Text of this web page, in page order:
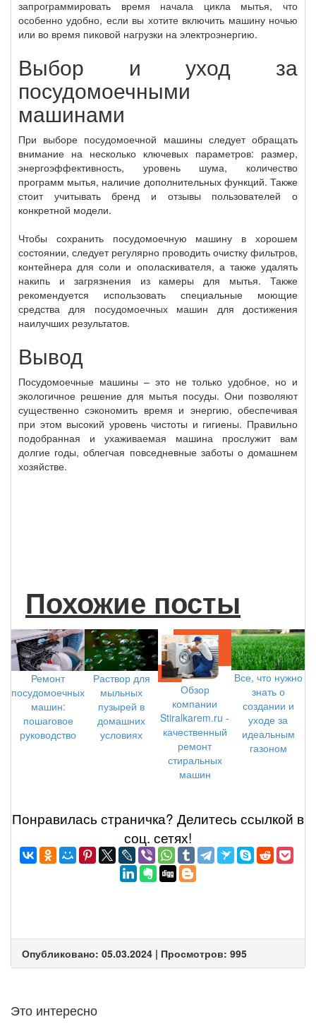
запрограммировать время начала цикла мытья, что
особенно удобно, если вы хотите включить машину ночью
или во время пиковой нагрузки на электроэнергию.
Выбор и уход за
посудомоечными
машинами
При выборе посудомоечной машины следует обращать
внимание на несколько ключевых параметров: размер,
энергоэффективность, уровень шума, количество
программ мытья, наличие дополнительных функций. Также
стоит учитывать бренд и отзывы пользователей о
конкретной модели.
Чтобы сохранить посудомоечную машину в хорошем
состоянии, следует регулярно проводить очистку фильтров,
контейнера для соли и ополаскивателя, а также удалять
накипь и загрязнения из камеры для мытья. Также
рекомендуется использовать специальные моющие
средства для посудомоечных машин для достижения
наилучших результатов.
Вывод
Посудомоечные машины – это не только удобное, но и
экологичное решение для мытья посуды. Они позволяют
существенно сэкономить время и энергию, обеспечивая
при этом высокий уровень чистоты и гигиены. Правильно
подобранная и ухаживаемая машина прослужит вам
долгие годы, облегчая повседневные заботы о домашнем
хозяйстве.
Похожие посты
Ремонт
посудомоечных
машин:
пошаговое
руководство
Раствор для
мыльных
пузырей в
домашних
условиях
Обзор
компании
Stiralkarem.ru -
качественный
ремонт
стиральных
машин
Все, что нужно
знать о
создании и
уходе за
идеальным
газоном
Понравилась страничка? Делитеcь ссылкой в
соц. сетях!
Опубликовано: 05.03.2024 | Просмотров: 995
Это интересно